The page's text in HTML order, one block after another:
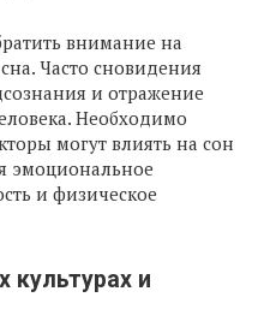
внимание на
Часто сновидения
и отражение
Необходимо
могут влиять на сон
эмоциональное
и физическое
культурах и